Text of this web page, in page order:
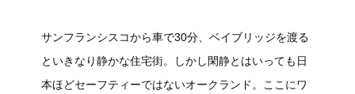
サンフランシスコから車で30分、ベイブリッジを渡る
といきなり静かな住宅街。しかし閑静とはいっても日
本ほどセーフティーではないオークランド。ここにワ